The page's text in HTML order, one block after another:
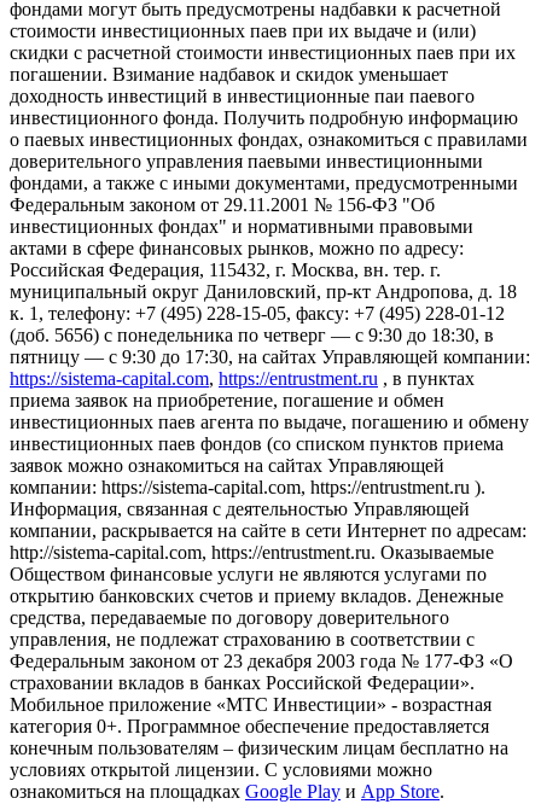
фондами могут быть предусмотрены надбавки к расчетной
стоимости инвестиционных паев при их выдаче и (или)
скидки с расчетной стоимости инвестиционных паев при их
погашении. Взимание надбавок и скидок уменьшает
доходность инвестиций в инвестиционные паи паевого
инвестиционного фонда. Получить подробную информацию
о паевых инвестиционных фондах, ознакомиться с правилами
доверительного управления паевыми инвестиционными
фондами, а также с иными документами, предусмотренными
Федеральным законом от 29.11.2001 № 156-ФЗ "Об
инвестиционных фондах" и нормативными правовыми
актами в сфере финансовых рынков, можно по адресу:
Российская Федерация, 115432, г. Москва, вн. тер. г.
муниципальный округ Даниловский, пр-кт Андропова, д. 18
к. 1, телефону: +7 (495) 228-15-05, факсу: +7 (495) 228-01-12
(доб. 5656) с понедельника по четверг — c 9:30 до 18:30, в
пятницу — с 9:30 до 17:30, на сайтах Управляющей компании:
https://sistema-capital.com, https://entrustment.ru , в пунктах
приема заявок на приобретение, погашение и обмен
инвестиционных паев агента по выдаче, погашению и обмену
инвестиционных паев фондов (со списком пунктов приема
заявок можно ознакомиться на сайтах Управляющей
компании: https://sistema-capital.com, https://entrustment.ru ).
Информация, связанная с деятельностью Управляющей
компании, раскрывается на сайте в сети Интернет по адресам:
http://sistema-capital.com, https://entrustment.ru. Оказываемые
Обществом финансовые услуги не являются услугами по
открытию банковских счетов и приему вкладов. Денежные
средства, передаваемые по договору доверительного
управления, не подлежат страхованию в соответствии с
Федеральным законом от 23 декабря 2003 года № 177-ФЗ «О
страховании вкладов в банках Российской Федерации».
Мобильное приложение «МТС Инвестиции» - возрастная
категория 0+. Программное обеспечение предоставляется
конечным пользователям – физическим лицам бесплатно на
условиях открытой лицензии. С условиями можно
ознакомиться на площадках Google Play и App Store.